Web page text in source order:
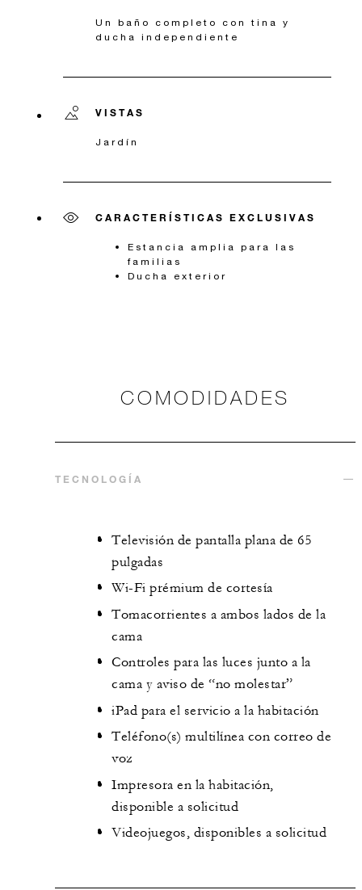
Un baño completo con tina y
ducha independiente
VISTAS
Jardín
CARACTERÍSTICAS EXCLUSIVAS
Estancia amplia para las
familias
Ducha exterior
COMODIDADES
TECNOLOGÍA
Televisión de pantalla plana de 65
pulgadas
Wi-Fi prémium de cortesía
Tomacorrientes a ambos lados de la
cama
Controles para las luces junto a la
cama y aviso de “no molestar”
iPad para el servicio a la habitación
Teléfono(s) multilínea con correo de
voz
Impresora en la habitación,
disponible a solicitud
Videojuegos, disponibles a solicitud